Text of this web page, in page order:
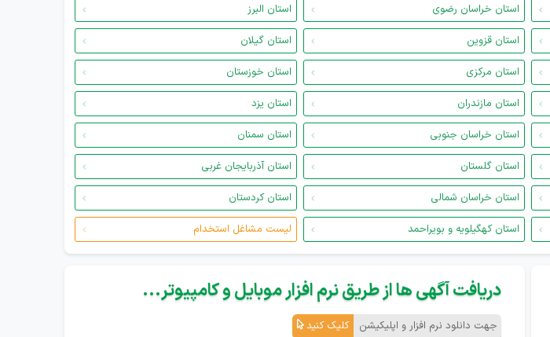
استان خراسان رضوی
استان البرز
استان قزوین
استان گیلان
استان مرکزی
استان خوزستان
استان مازندران
استان یزد
استان خراسان جنوبی
استان سمنان
استان گلستان
استان آذربایجان غربی
استان خراسان شمالی
استان کردستان
استان کهگیلویه و بویراحمد لیست مشاغل استخدام
دریافت آگهی ها از طریق نرم افزار موبایل و کامپیوتر...
جهت دانلود نرم افزار و اپلیکیشن کلیک کنید